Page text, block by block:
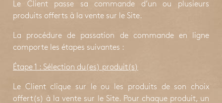
Le Client passe sa commande d’un ou plusieurs
produits offerts à la vente sur le Site.
La procédure de passation de commande en ligne
comporte les étapes suivantes :
Étape 1 : Sélection du(es) produit(s)
Le Client clique sur le ou les produits de son choix
offert(s) à la vente sur le Site. Pour chaque produit, un